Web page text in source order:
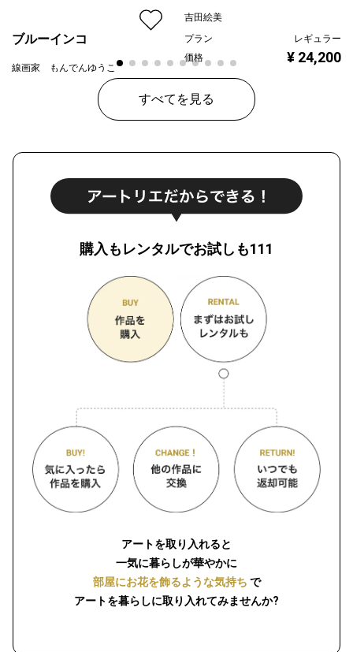
ブルーインコ
線画家 もんでんゆうこ
¥ 80,000
吉田絵美
プラン
レギュラー
価格
¥ 24,200
すべてを見る
購入もレンタルでお試しも111
アートを取り入れると
一気に暮らしが華やかに
部屋にお花を飾るような気持ち で
アートを暮らしに取り入れてみませんか?